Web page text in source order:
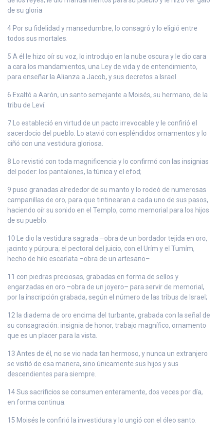
de su gloria
4 Por su fidelidad y mansedumbre, lo consagró y lo eligió entre
todos sus mortales.
5 A él le hizo oír su voz, lo introdujo en la nube oscura y le dio cara
a cara los mandamientos, una Ley de vida y de entendimiento,
para enseñar la Alianza a Jacob, y sus decretos a Israel.
6 Exaltó a Aarón, un santo semejante a Moisés, su hermano, de la
tribu de Leví.
7 Lo estableció en virtud de un pacto irrevocable y le confirió el
sacerdocio del pueblo. Lo atavió con espléndidos ornamentos y lo
ciñó con una vestidura gloriosa.
8 Lo revistió con toda magnificencia y lo confirmó con las insignias
del poder: los pantalones, la túnica y el efod;
9 puso granadas alrededor de su manto y lo rodeó de numerosas
campanillas de oro, para que tintinearan a cada uno de sus pasos,
haciendo oír su sonido en el Templo, como memorial para los hijos
de su pueblo.
10 Le dio la vestidura sagrada –obra de un bordador tejida en oro,
jacinto y púrpura; el pectoral del juicio, con el Urím y el Tumím,
hecho de hilo escarlata –obra de un artesano–
11 con piedras preciosas, grabadas en forma de sellos y
engarzadas en oro –obra de un joyero– para servir de memorial,
por la inscripción grabada, según el número de las tribus de Israel;
12 la diadema de oro encima del turbante, grabada con la señal de
su consagración: insignia de honor, trabajo magnífico, ornamento
que es un placer para la vista.
13 Antes de él, no se vio nada tan hermoso, y nunca un extranjero
se vistió de esa manera, sino únicamente sus hijos y sus
descendientes para siempre.
14 Sus sacrificios se consumen enteramente, dos veces por día,
en forma continua.
15 Moisés le confirió la investidura y lo ungió con el óleo santo.